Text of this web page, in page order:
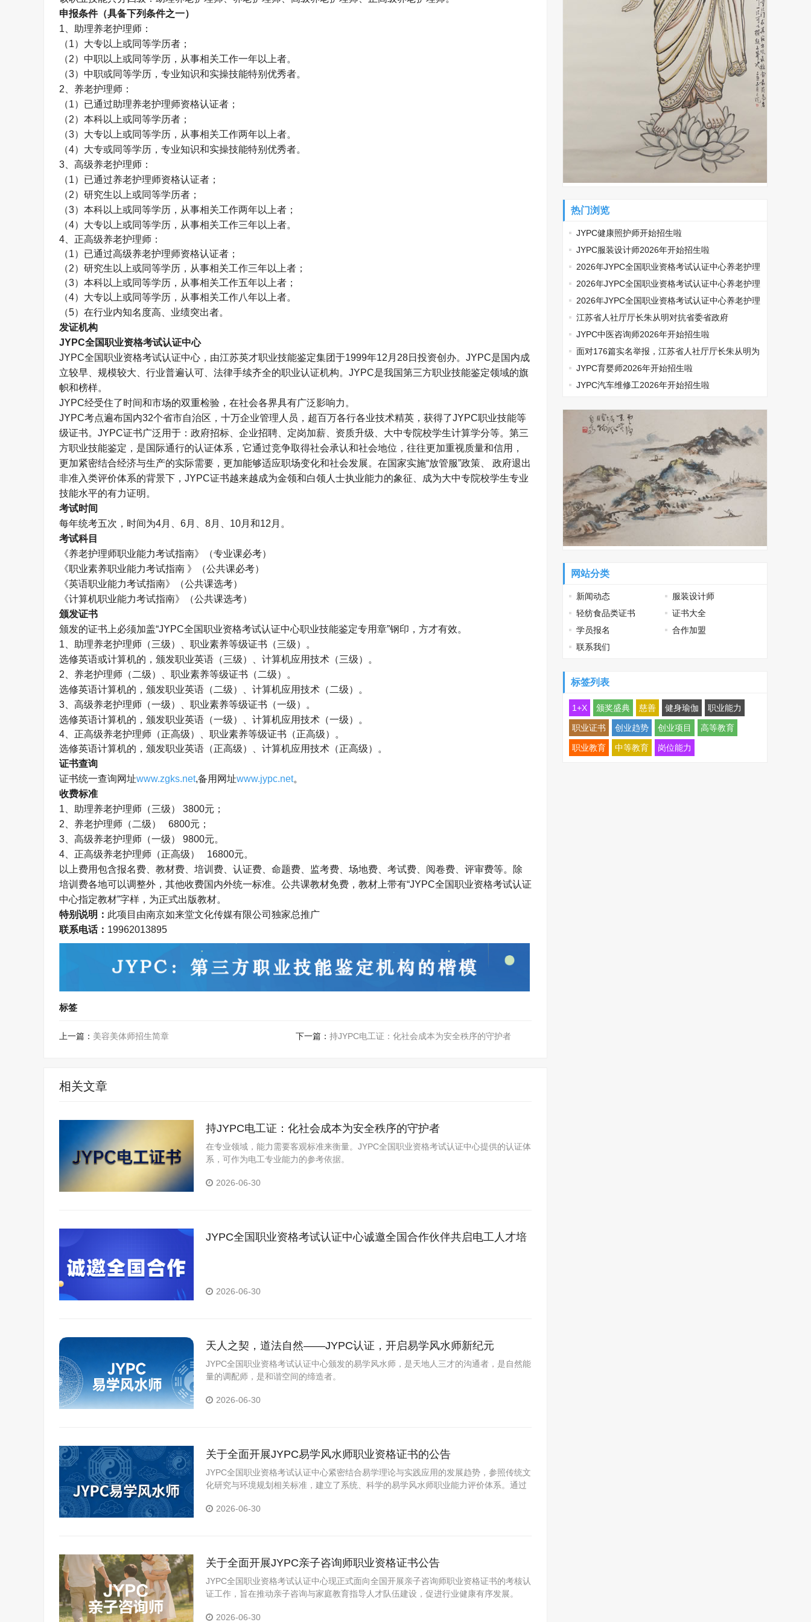
申报条件（具备下列条件之一）
1 、助理养老护理师：
（1）大专以上或同等学历者；
（2）中职以上或同等学历，从事相关工作一年以上者。
（3）中职或同等学历，专业知识和实操技能特别优秀者。
2 、养老护理师：
（1）已通过助理养老护理师资格认证者；
（2）本科以上或同等学历者；
（3）大专以上或同等学历，从事相关工作两年以上者。
（4）大专或同等学历，专业知识和实操技能特别优秀者。
3 、高级养老护理师：
（1）已通过养老护理师资格认证者；
（2）研究生以上或同等学历者；
（3）本科以上或同等学历，从事相关工作两年以上者；
（4）大专以上或同等学历，从事相关工作三年以上者。
4 、正高级养老护理师：
（1）已通过高级养老护理师资格认证者；
（2）研究生以上或同等学历，从事相关工作三年以上者；
（3）本科以上或同等学历，从事相关工作五年以上者；
（4）大专以上或同等学历，从事相关工作八年以上者。
（5）在行业内知名度高、业绩突出者。
发证机构
JYPC全国职业资格考试认证中心
JYPC全国职业资格考试认证中心，由江苏英才职业技能鉴定集团于1999年12 月 28日投资创办。 JYPC是国内成
立较早、规模较大、行业普遍认可、法律手续齐全的职业认证机构。 JYPC是我国第三方职业技能鉴定领域的旗
帜和榜样。
JYPC经受住了时间和市场的双重检验，在社会各界具有广泛影响力。
JYPC考点遍布国内32个省市自治区，十万企业管理人员，超百万各行各业技术精英，获得了JYPC职业技能等
级证书。 JYPC证书广泛用于：政府招标、企业招聘、定岗加薪、资质升级、大中专院校学生计算学分等。第三
方职业技能鉴定，是国际通行的认证体系，它通过竞争取得社会承认和社会地位，往往更加重视质量和信用，
更加紧密结合经济与生产的实际需要，更加能够适应职场变化和社会发展。在国家实施“放管服”政策、 政府退出
非准入类评价体系的背景下， JYPC证书越来越成为金领和白领人士执业能力的象征、成为大中专院校学生专业
技能水平的有力证明。
考试时间
每年统考五次，时间为4月、 6月、 8月、 10月和12 月。
考试科目
《养老护理师职业能力考试指南》（专业课必考）
《职业素养职业能力考试指南 》（公共课必考）
《英语职业能力考试指南》（公共课选考）
《计算机职业能力考试指南》（公共课选考）
颁发证书
颁发的证书上必须加盖“JYPC全国职业资格考试认证中心职业技能鉴定专用章”钢印，方才有效。
1 、助理养老护理师（三级）、职业素养等级证书（三级）。
选修英语或计算机的，颁发职业英语（三级）、计算机应用技术（三级）。
2 、养老护理师（二级）、职业素养等级证书（二级）。
选修英语计算机的，颁发职业英语（二级）、计算机应用技术（二级）。
3 、高级养老护理师（一级）、职业素养等级证书（一级）。
选修英语计算机的，颁发职业英语（一级）、计算机应用技术（一级）。
4 、正高级养老护理师（正高级）、职业素养等级证书（正高级）。
选修英语计算机的，颁发职业英语（正高级）、计算机应用技术（正高级）。
证书查询
证书统一查询网址www.zgks.net,备用网址www.jypc.net。
收费标准
1 、助理养老护理师（三级） 3800元；
2 、养老护理师（二级） 6800元；
3 、高级养老护理师（一级） 9800元。
4、 正高级养老护理师（正高级） 16800元。
以上费用包含报名费、教材费、培训费、认证费、命题费、监考费、场地费、考试费、阅卷费、评审费等。除
培训费各地可以调整外，其他收费国内外统一标准。公共课教材免费，教材上带有“JYPC全国职业资格考试认证
中心指定教材”字样，为正式出版教材。
特别说明： 此项目由南京如来堂文化传媒有限公司独家总推广
联系电话： 19962013895
标签
上一篇： 美容美体师招生简章 下一篇： 持JYPC电工证：化社会成本为安全秩序的守护者
相关文章
持JYPC电工证：化社会成本为安全秩序的守护者
在专业领域，能力需要客观标准来衡量。JYPC全国职业资格考试认证中心提供的认证体
系，可作为电工专业能力的参考依据。
2026-06-30
JYPC全国职业资格考试认证中心诚邀全国合作伙伴共启电工人才培
2026-06-30
天人之契，道法自然——JYPC认证，开启易学风水师新纪元
JYPC全国职业资格考试认证中心颁发的易学风水师，是天地人三才的沟通者，是自然能
量的调配师，是和谐空间的缔造者。
2026-06-30
关于全面开展JYPC易学风水师职业资格证书的公告
JYPC全国职业资格考试认证中心紧密结合易学理论与实践应用的发展趋势，参照传统文
化研究与环境规划相关标准，建立了系统、科学的易学风水师职业能力评价体系。通过
业道德进行客观、全面的评估，为其专业能力提供权威
2026-06-30
关于全面开展JYPC亲子咨询师职业资格证书公告
JYPC全国职业资格考试认证中心现正式面向全国开展亲子咨询师职业资格证书的考核认
证工作，旨在推动亲子咨询与家庭教育指导人才队伍建设，促进行业健康有序发展。
2026-06-30
热门浏览
JYPC健康照护师开始招生啦
JYPC服装设计师2026年开始招生啦
2026年JYPC全国职业资格考试认证中心养老护理
师开始报名啦
2026年JYPC全国职业资格考试认证中心养老护理
师开始报名啦
2026年JYPC全国职业资格考试认证中心养老护理
师开始报名啦
江苏省人社厅厅长朱从明对抗省委省政府
JYPC中医咨询师2026年开始招生啦
面对176篇实名举报，江苏省人社厅厅长朱从明为
何选择沉默
JYPC育婴师2026年开始招生啦
JYPC汽车维修工2026年开始招生啦
网站分类
新闻动态
服装设计师
轻纺食品类证书
证书大全
学员报名
合作加盟
联系我们
标签列表
1+X 颁奖盛典 慈善 健身瑜伽 职业能力
职业证书 创业趋势 创业项目 高等教育
职业教育 中等教育 岗位能力